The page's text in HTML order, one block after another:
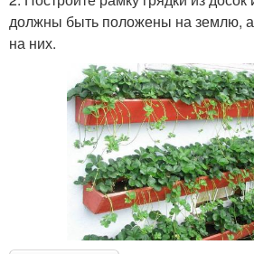
должны быть положены на землю,
на них.